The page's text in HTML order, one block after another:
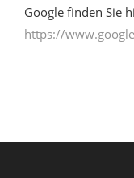
Google finden Sie
https://